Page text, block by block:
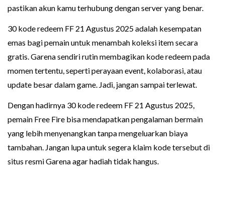
pastikan akun kamu terhubung dengan server yang benar.
30 kode redeem FF 21 Agustus 2025 adalah kesempatan
emas bagi pemain untuk menambah koleksi item secara
gratis. Garena sendiri rutin membagikan kode redeem pada
momen tertentu, seperti perayaan event, kolaborasi, atau
update besar dalam game. Jadi, jangan sampai terlewat.
Dengan hadirnya 30 kode redeem FF 21 Agustus 2025,
pemain Free Fire bisa mendapatkan pengalaman bermain
yang lebih menyenangkan tanpa mengeluarkan biaya
tambahan. Jangan lupa untuk segera klaim kode tersebut di
situs resmi Garena agar hadiah tidak hangus.